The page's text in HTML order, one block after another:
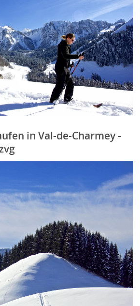
in Val-de-Charmey -